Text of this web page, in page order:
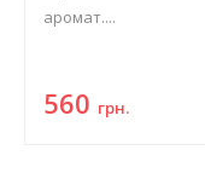
аромат....
560 грн.